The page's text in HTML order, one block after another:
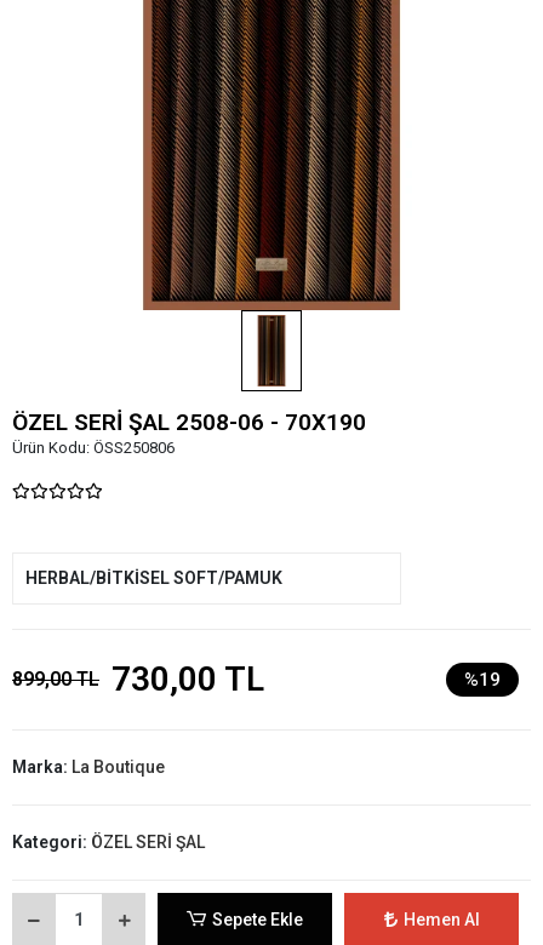
ÖZEL SERİ ŞAL 2508-06 - 70X190
Ürün Kodu: ÖSS250806
HERBAL/BİTKİSEL SOFT/PAMUK
899,00 TL 730,00 TL %19
Marka: La Boutique
Kategori: ÖZEL SERİ ŞAL
Sepete Ekle Hemen Al